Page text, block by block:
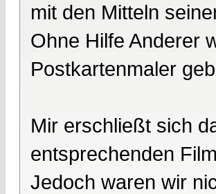
mit den Mitteln
Ohne Hilfe Anderer
Postkartenmaler
Mir erschließt sich
entsprechenden
Jedoch waren wir